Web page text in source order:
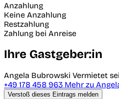
Anzahlung
Keine Anzahlung
Restzahlung
Zahlung bei Anreise
Ihre Gastgeber:in
Angela Bubrowski Vermietet
+49 178 458 963 Mehr zu
Verstoß dieses Eintrags melden